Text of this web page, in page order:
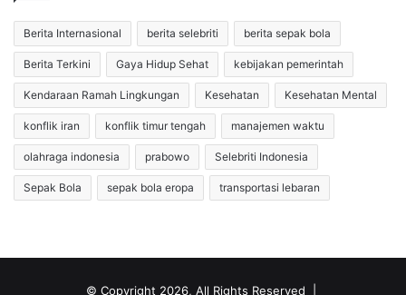
Berita Internasional berita selebriti berita sepak bola
Berita Terkini Gaya Hidup Sehat kebijakan pemerintah
Kendaraan Ramah Lingkungan Kesehatan Kesehatan Mental
konflik iran konflik timur tengah manajemen waktu
olahraga indonesia prabowo Selebriti Indonesia
Sepak Bola sepak bola eropa transportasi lebaran
© Copyright 2026, All Rights Reserved |